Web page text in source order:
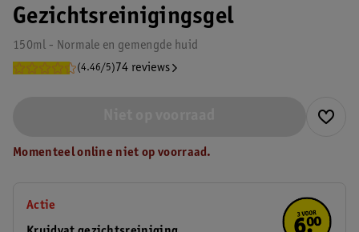
Gezichtsreinigingsgel
150ml - Normale en gemengde huid
(4.46/5) 74 reviews
Momenteel online niet op voorraad.
Actie